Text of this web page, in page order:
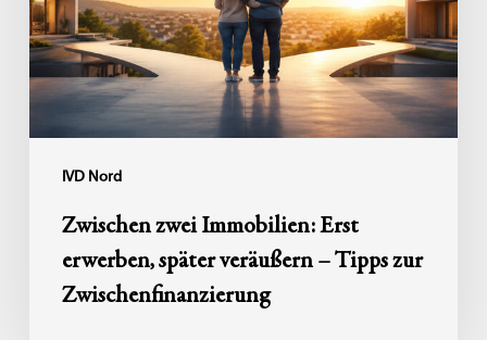
IVD Nord
später
veräußern
–
Tipps
zur
Zwischenfinanzierung
Zwischen zwei Immobilien: Erst
erwerben, später veräußern – Tipps zur
Zwischenfinanzierung